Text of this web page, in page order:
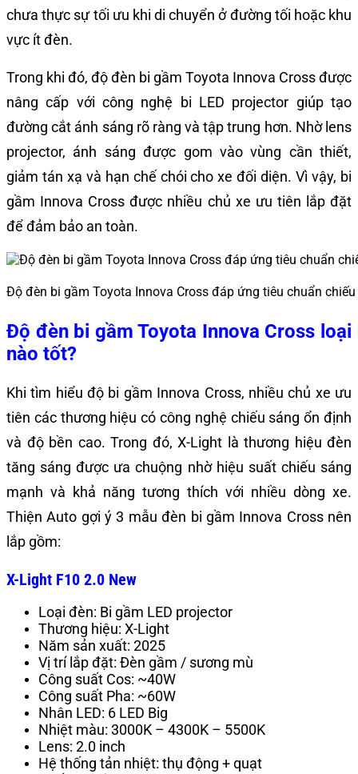
chưa thực sự tối ưu khi di chuyển ở đường tối hoặc khu
vực ít đèn.
Trong khi đó, độ đèn bi gầm Toyota Innova Cross được
nâng cấp với công nghệ bi LED projector giúp tạo
đường cắt ánh sáng rõ ràng và tập trung hơn. Nhờ lens
projector, ánh sáng được gom vào vùng cần thiết,
giảm tán xạ và hạn chế chói cho xe đối diện. Vì vậy, bi
gầm Innova Cross được nhiều chủ xe ưu tiên lắp đặt
để đảm bảo an toàn.
Độ đèn bi gầm Toyota Innova Cross đáp ứng tiêu chuẩn
Độ đèn bi gầm Toyota Innova Cross loại
nào tốt?
Khi tìm hiểu độ bi gầm Innova Cross, nhiều chủ xe ưu
tiên các thương hiệu có công nghệ chiếu sáng ổn định
và độ bền cao. Trong đó, X-Light là thương hiệu đèn
tăng sáng được ưa chuộng nhờ hiệu suất chiếu sáng
mạnh và khả năng tương thích với nhiều dòng xe.
Thiện Auto gợi ý 3 mẫu đèn bi gầm Innova Cross nên
lắp gồm:
X-Light F10 2.0 New
Loại đèn: Bi gầm LED projector
Thương hiệu: X-Light
Năm sản xuất: 2025
Vị trí lắp đặt: Đèn gầm / sương mù
Công suất Cos: ~40W
Công suất Pha: ~60W
Nhân LED: 6 LED Big
Nhiệt màu: 3000K – 4300K – 5500K
Lens: 2.0 inch
Hệ thống tản nhiệt: thụ động + quạt